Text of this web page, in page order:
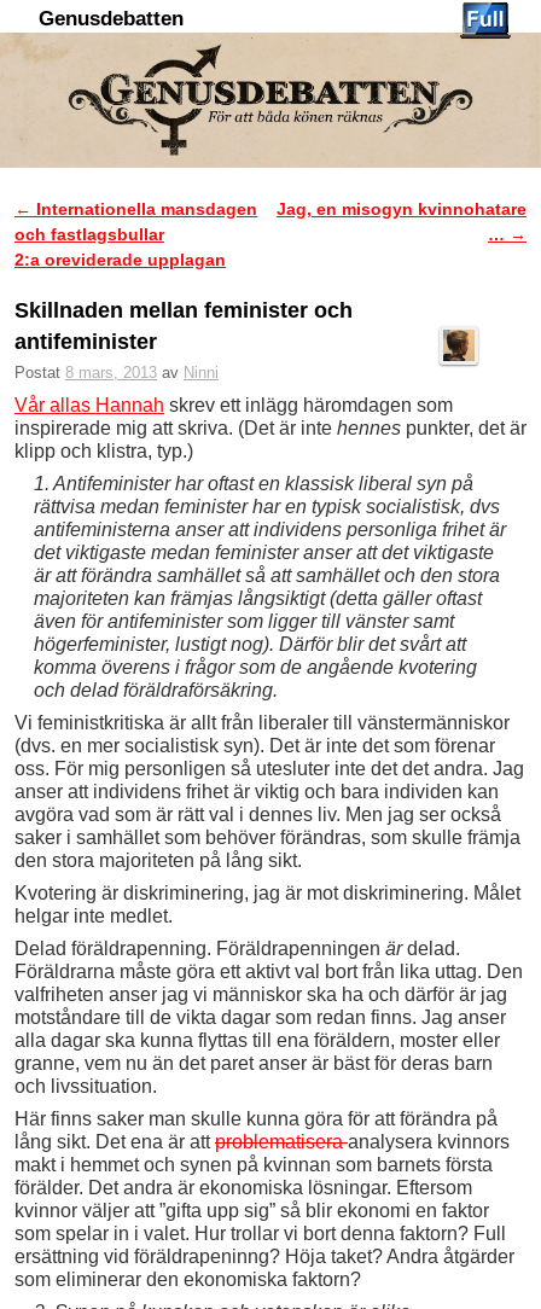
Genusdebatten
Inläggsnavigering
← Internationella mansdagen
och fastlagsbullar
2:a oreviderade upplagan
Jag, en misogyn kvinnohatare
… →
Skillnaden mellan feminister och
antifeminister
Postat 8 mars, 2013 av Ninni
Vår allas Hannah skrev ett inlägg häromdagen som
inspirerade mig att skriva. (Det är inte hennes punkter, det är
klipp och klistra, typ.)
1. Antifeminister har oftast en klassisk liberal syn på
rättvisa medan feminister har en typisk socialistisk, dvs
antifeministerna anser att individens personliga frihet är
det viktigaste medan feminister anser att det viktigaste
är att förändra samhället så att samhället och den stora
majoriteten kan främjas långsiktigt (detta gäller oftast
även för antifeminister som ligger till vänster samt
högerfeminister, lustigt nog). Därför blir det svårt att
komma överens i frågor som de angående kvotering
och delad föräldraförsäkring.
Vi feministkritiska är allt från liberaler till vänstermänniskor
(dvs. en mer socialistisk syn). Det är inte det som förenar
oss. För mig personligen så utesluter inte det det andra. Jag
anser att individens frihet är viktig och bara individen kan
avgöra vad som är rätt val i dennes liv. Men jag ser också
saker i samhället som behöver förändras, som skulle främja
den stora majoriteten på lång sikt.
Kvotering är diskriminering, jag är mot diskriminering. Målet
helgar inte medlet.
Delad föräldrapenning. Föräldrapenningen ärdelad.
Föräldrarna måste göra ett aktivt val bort från lika uttag. Den
valfriheten anser jag vi människor ska ha och därför är jag
motståndare till de vikta dagar som redan finns. Jag anser
alla dagar ska kunna flyttas till ena föräldern, moster eller
granne, vem nu än det paret anser är bäst för deras barn
och livssituation.
Här finns saker man skulle kunna göra för att förändra på
lång sikt. Det ena är attproblematiseraanalysera kvinnors
makt i hemmet och synen på kvinnan som barnets första
förälder. Det andra är ekonomiska lösningar. Eftersom
kvinnor väljer att ”gifta upp sig” så blir ekonomi en faktor
som spelar in i valet. Hur trollar vi bort denna faktorn? Full
ersättning vid föräldrapeninng? Höja taket? Andra åtgärder
som eliminerar den ekonomiska faktorn?